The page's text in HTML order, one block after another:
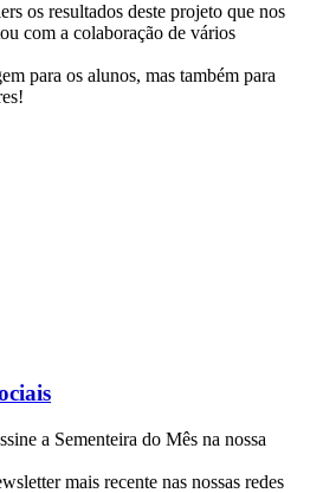
os resultados deste projeto que nos
com a colaboração de vários
para os alunos, mas também para
a Sementeira do Mês na nossa
mais recente nas nossas redes